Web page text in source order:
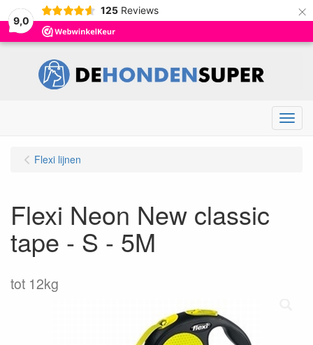
9,0
125 Reviews ×
Menu
Flexi lijnen
Flexi Neon New classic
tape - S - 5M
tot 12kg